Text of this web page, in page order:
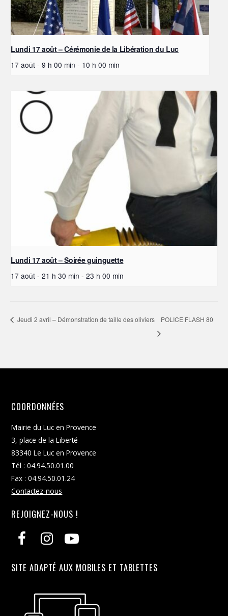
Lundi 17 août – Cérémonie de la Libération du Luc
17 août - 9 h 00 min - 10 h 00 min
Lundi 17 août – Soirée guinguette
17 août - 21 h 30 min - 23 h 00 min
Jeudi 2 avril – Démonstration de taille des oliviers POLICE FLASH 80
COORDONNÉES
Mairie du Luc en Provence
3, place de la Liberté
83340 Le Luc en Provence
Tél : 04.94.50.01.00
Fax : 04.94.50.01.24
Contactez-nous
REJOIGNEZ-NOUS !
SITE ADAPTÉ AUX MOBILES ET TABLETTES